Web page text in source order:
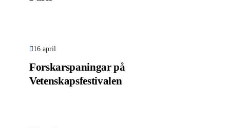
16 april
Forskarspaningar på
Vetenskapsfestivalen